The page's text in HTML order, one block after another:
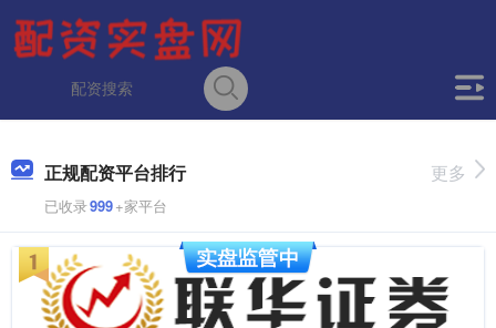
正规配资平台排行
已收录999+家平台
更多